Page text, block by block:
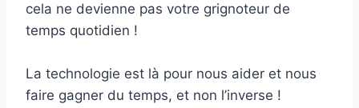
cela ne devienne pas votre grignoteur de
temps quotidien !
La technologie est là pour nous aider et nous
faire gagner du temps, et non l’inverse !